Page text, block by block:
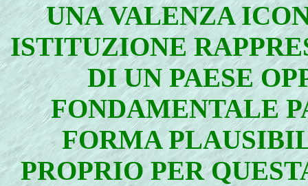
UNA VALENZA
ISTITUZIONE
DI UN PAESE
FONDAMENTALE
FORMA
PROPRIO PER